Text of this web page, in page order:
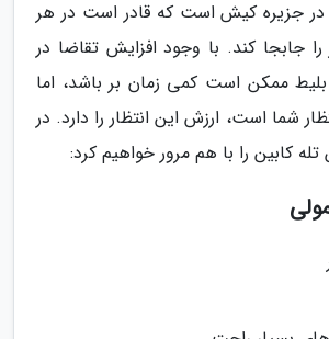
در جزیره کیش است که قادر است در هر
مسافر را جابجا کند. با وجود افزایش تقاضا در
بلیط ممکن است کمی زمان بر باشد، اما
شما است، ارزش این انتظار را دارد. در
تله کابین را با هم مرور خواهیم کرد: